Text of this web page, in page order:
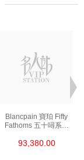
Blancpain 寶珀 Fifty
Fathoms 五十噚系列
93,380.00